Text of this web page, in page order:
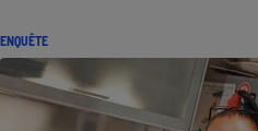
ENQUÊTE